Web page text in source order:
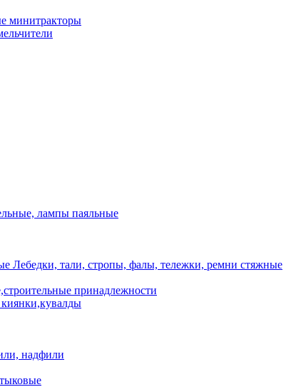
минитракторы
лампы паяльные
Лебедки, тали, стропы, фалы, тележки, ремни стяжные
принадлежности
надфили